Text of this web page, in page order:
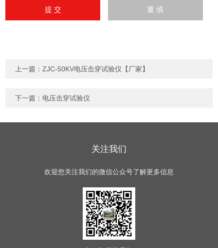
上一篇：ZJC-50KV电压击穿试验仪【厂家】
下一篇： 电压击穿试验仪
关注我们
欢迎您关注我们的微信公众号了解更多信息